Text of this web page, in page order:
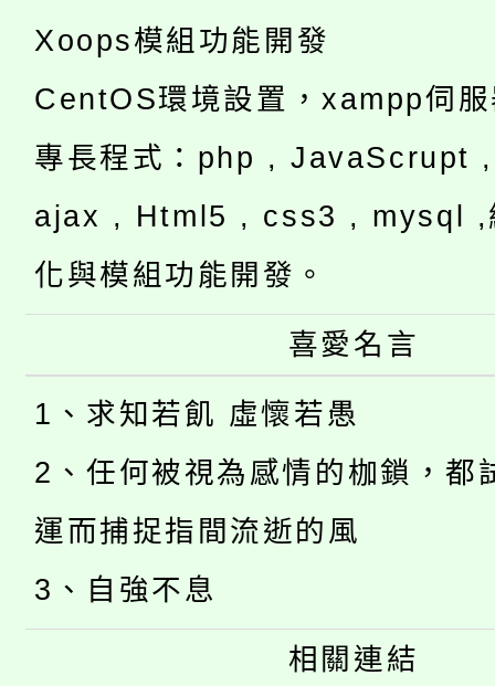
Xoops模組功能開發
CentOS環境設置，xampp伺
專長程式：php , JavaScrupt
ajax , Html5 , css3 , mysql ,
化與模組功能開發。
喜愛名言
1、求知若飢 虛懷若愚
2、任何被視為感情的枷鎖，都
運而捕捉指間流逝的風
3、自強不息
相關連結